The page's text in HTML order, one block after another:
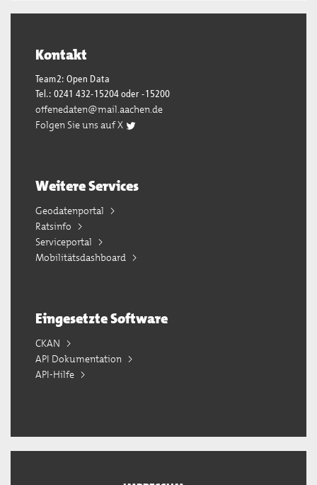
Kontakt
Team2: Open Data
Tel.: 0241 432-15204 oder -15200
offenedaten@mail.aachen.de
Folgen Sie uns auf X
Weitere Services
Geodatenportal
Ratsinfo
Serviceportal
Mobilitätsdashboard
Eingesetzte Software
CKAN
API Dokumentation
API-Hilfe